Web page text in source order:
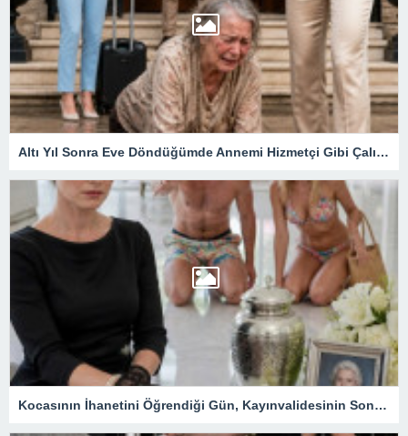
Altı Yıl Sonra Eve Döndüğümde Annemi Hizmetçi Gibi Çalıştırıyorlardı: Tapunun Kime Ait Olduğunu Öğrenince Her Şey Değişti
Kocasının İhanetini Öğrendiği Gün, Kayınvalidesinin Son Hediyesi Hayatını Değiştirdi